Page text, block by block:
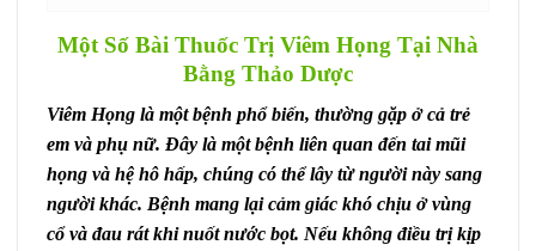
Một Số Bài Thuốc Trị Viêm Họng Tại Nhà
Bằng Thảo Dược
Viêm Họng là một bệnh phổ biến, thường gặp ở cả trẻ
em và phụ nữ. Đây là một bệnh liên quan đến tai mũi
họng và hệ hô hấp, chúng có thể lây từ người này sang
người khác. Bệnh mang lại cảm giác khó chịu ở vùng
cổ và đau rát khi nuốt nước bọt. Nếu không điều trị kịp